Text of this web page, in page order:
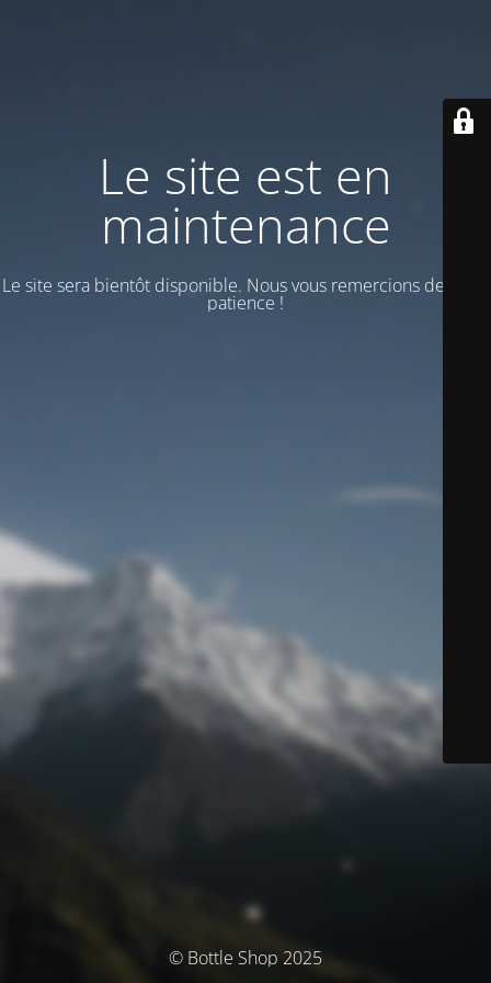
Le site est en
maintenance
Le site sera bientôt disponible. Nous vous remercions de votre
patience !
© Bottle Shop 2025